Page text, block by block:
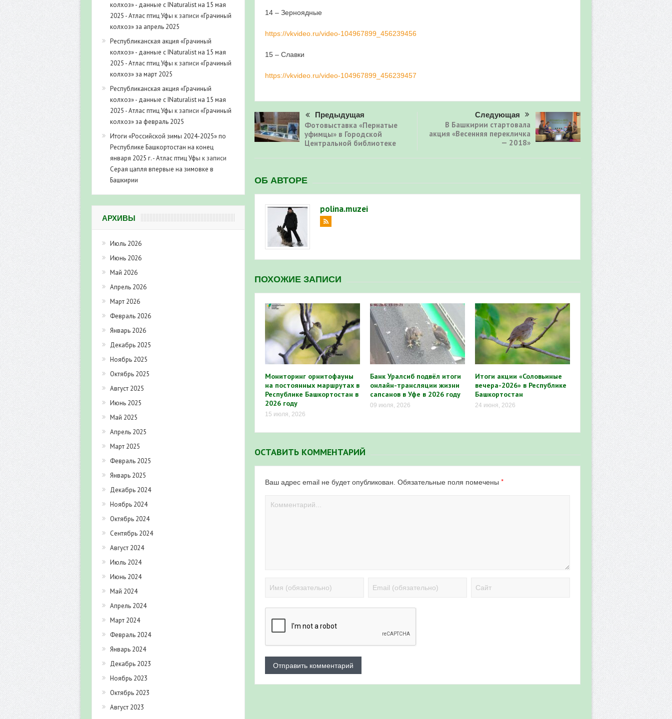
14 – Зерноядные
https://vkvideo.ru/video-104967899_456239456
15 – Славки
https://vkvideo.ru/video-104967899_456239457
Предыдущая
Фотовыставка «Пернатые
уфимцы» в Городской
Центральной библиотеке
Следующая
В Башкирии стартовала
акция «Весенняя перекличка
— 2018»
ОБ АВТОРЕ
polina.muzei
ПОХОЖИЕ ЗАПИСИ
Мониторинг орнитофауны
на постоянных маршрутах в
Республике Башкортостан в
2026 году
15 июля, 2026
Банк Уралсиб подвёл итоги
онлайн-трансляции жизни
сапсанов в Уфе в 2026 году
09 июля, 2026
Итоги акции «Соловьиные
вечера-2026» в Республике
Башкортостан
24 июня, 2026
ОСТАВИТЬ КОММЕНТАРИЙ
Ваш адрес email не будет опубликован. Обязательные поля помечены *
колхоз» - данные с INaturalist на 15 мая
2025 - Атлас птиц Уфы к записи «Грачиный
колхоз» за апрель 2025
Республиканская акция «Грачиный
колхоз» - данные с INaturalist на 15 мая
2025 - Атлас птиц Уфы к записи «Грачиный
колхоз» за март 2025
Республиканская акция «Грачиный
колхоз» - данные с INaturalist на 15 мая
2025 - Атлас птиц Уфы к записи «Грачиный
колхоз» за февраль 2025
Итоги «Российской зимы 2024-2025» по
Республике Башкортостан на конец
января 2025 г. - Атлас птиц Уфы к записи
Серая цапля впервые на зимовке в
Башкирии
АРХИВЫ
Июль 2026
Июнь 2026
Май 2026
Апрель 2026
Март 2026
Февраль 2026
Январь 2026
Декабрь 2025
Ноябрь 2025
Октябрь 2025
Август 2025
Июнь 2025
Май 2025
Апрель 2025
Март 2025
Февраль 2025
Январь 2025
Декабрь 2024
Ноябрь 2024
Октябрь 2024
Сентябрь 2024
Август 2024
Июль 2024
Июнь 2024
Май 2024
Апрель 2024
Март 2024
Февраль 2024
Январь 2024
Декабрь 2023
Ноябрь 2023
Октябрь 2023
Август 2023